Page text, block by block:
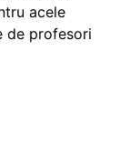
acele
de profesori